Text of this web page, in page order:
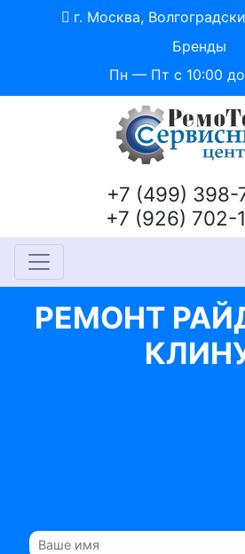
г. Москва,
Бренды
Пн — Пт с 10:00 до
+7 (499) 398-
+7 (926) 702-
РЕМОНТ